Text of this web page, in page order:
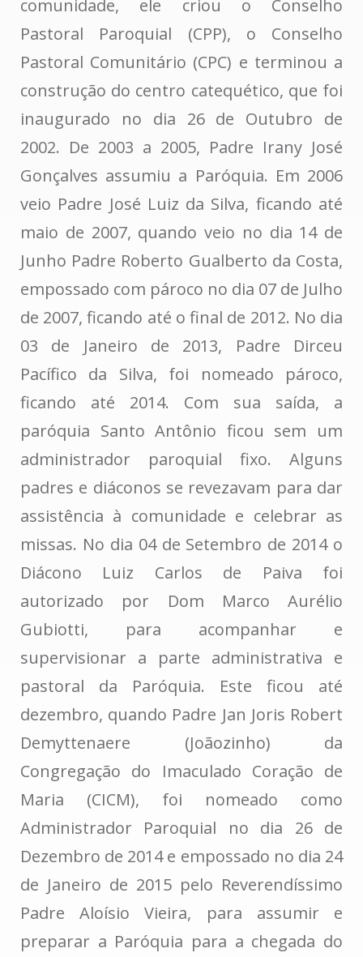
comunidade, ele criou o Conselho
Pastoral Paroquial (CPP), o Conselho
Pastoral Comunitário (CPC) e terminou a
construção do centro catequético, que foi
inaugurado no dia 26 de Outubro de
2002. De 2003 a 2005, Padre Irany José
Gonçalves assumiu a Paróquia. Em 2006
veio Padre José Luiz da Silva, ficando até
maio de 2007, quando veio no dia 14 de
Junho Padre Roberto Gualberto da Costa,
empossado com pároco no dia 07 de Julho
de 2007, ficando até o final de 2012. No dia
03 de Janeiro de 2013, Padre Dirceu
Pacífico da Silva, foi nomeado pároco,
ficando até 2014. Com sua saída, a
paróquia Santo Antônio ficou sem um
administrador paroquial fixo. Alguns
padres e diáconos se revezavam para dar
assistência à comunidade e celebrar as
missas. No dia 04 de Setembro de 2014 o
Diácono Luiz Carlos de Paiva foi
autorizado por Dom Marco Aurélio
Gubiotti, para acompanhar e
supervisionar a parte administrativa e
pastoral da Paróquia. Este ficou até
dezembro, quando Padre Jan Joris Robert
Demyttenaere (Joãozinho) da
Congregação do Imaculado Coração de
Maria (CICM), foi nomeado como
Administrador Paroquial no dia 26 de
Dezembro de 2014 e empossado no dia 24
de Janeiro de 2015 pelo Reverendíssimo
Padre Aloísio Vieira, para assumir e
preparar a Paróquia para a chegada do